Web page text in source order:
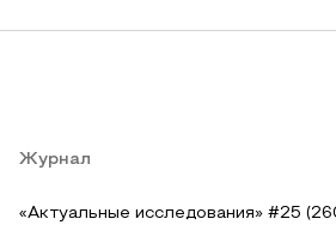
Журнал
«Актуальные исследования» #25